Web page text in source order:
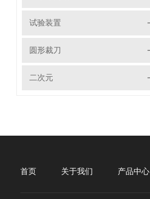
试验装置
圆形裁刀
二次元
首页 关于我们 产品中心